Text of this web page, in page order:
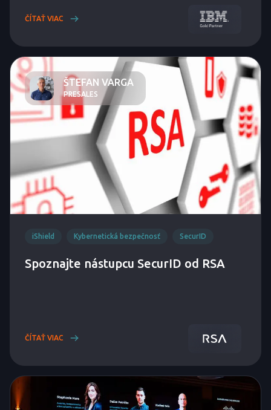
ČÍTAŤ VIAC
ŠTEFAN VARGA
PRESALES
iShield Kybernetická bezpečnosť SecurID
Spoznajte nástupcu SecurID od RSA
ČÍTAŤ VIAC